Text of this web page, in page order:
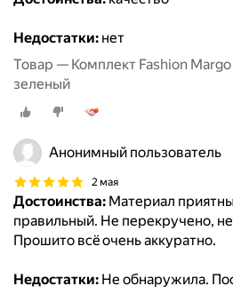
Недостатки: нет
Товар — Комплект Fashion
зеленый
Анонимный пользователь
2 мая
Достоинства: Материал
правильный. Не перекручено,
Прошито всë очень аккуратно.
Недостатки: Не обнаружила.